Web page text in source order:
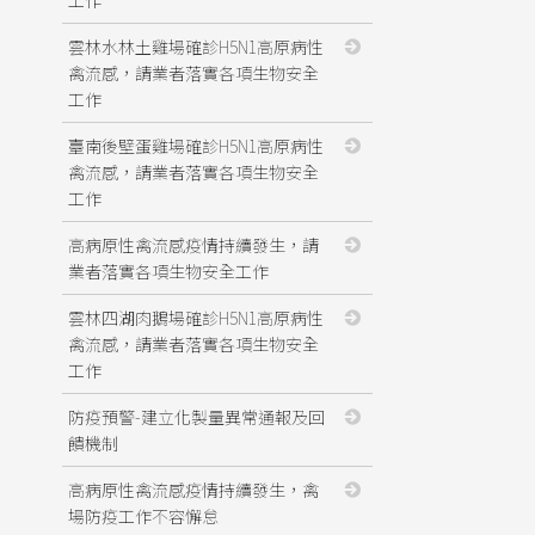
雲林水林土雞場確診H5N1高原病性
禽流感，請業者落實各項生物安全
工作
臺南後壁蛋雞場確診H5N1高原病性
禽流感，請業者落實各項生物安全
工作
高病原性禽流感疫情持續發生，請
業者落實各項生物安全工作
雲林四湖肉鵝場確診H5N1高原病性
禽流感，請業者落實各項生物安全
工作
防疫預警-建立化製量異常通報及回
饋機制
高病原性禽流感疫情持續發生，禽
場防疫工作不容懈怠